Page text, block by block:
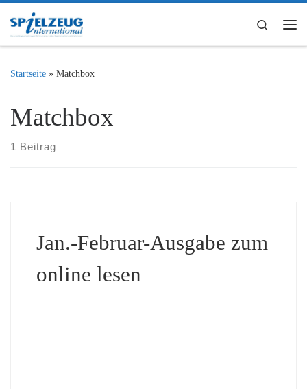
Zum Inhalt springen
Search
Startseite » Matchbox
Matchbox
1 Beitrag
Jan.-Februar-Ausgabe zum
online lesen